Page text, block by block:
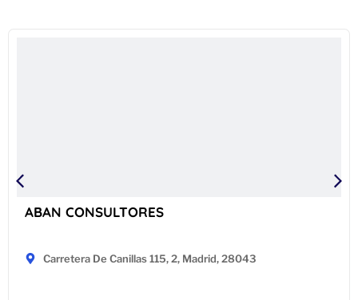
ABAN CONSULTORES
Carretera De Canillas 115, 2, Madrid, 28043